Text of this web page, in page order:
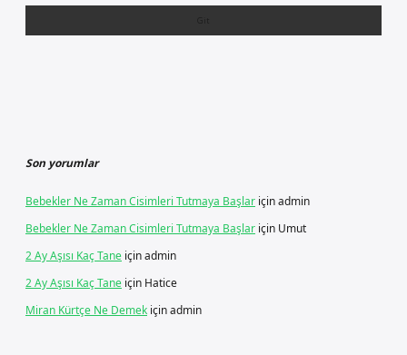
Son yorumlar
Bebekler Ne Zaman Cisimleri Tutmaya Başlar içinadmin
Bebekler Ne Zaman Cisimleri Tutmaya Başlar için Umut
2 Ay Aşısı Kaç Tane içinadmin
2 Ay Aşısı Kaç Tane için Hatice
Miran Kürtçe Ne Demek içinadmin